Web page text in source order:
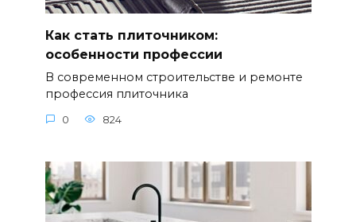
Как стать плиточником:
особенности профессии
В современном строительстве и ремонте
профессия плиточника
0 824